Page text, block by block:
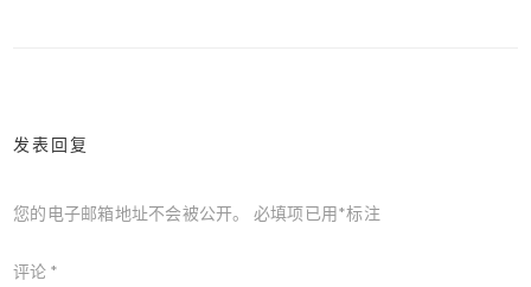
发表回复
您的电子邮箱地址不会被公开。 必填项已用*标注
评论 *